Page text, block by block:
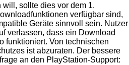
sollte dies vor dem 1.
verfügbar sind,
Geräte sinnvoll sein. Nutzer
verlassen, dass ein Download
funktioniert. Von technischen
ist abzuraten. Der bessere
an den PlayStation-Support: